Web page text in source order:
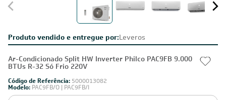
Produto vendido e entregue por:Leveros
Ar-Condicionado Split HW Inverter Philco PAC9FB 9.000
BTUs R-32 Só Frio 220V
Código de Referência: 5000013082
Modelo: PAC9FB/O | PAC9FB/I